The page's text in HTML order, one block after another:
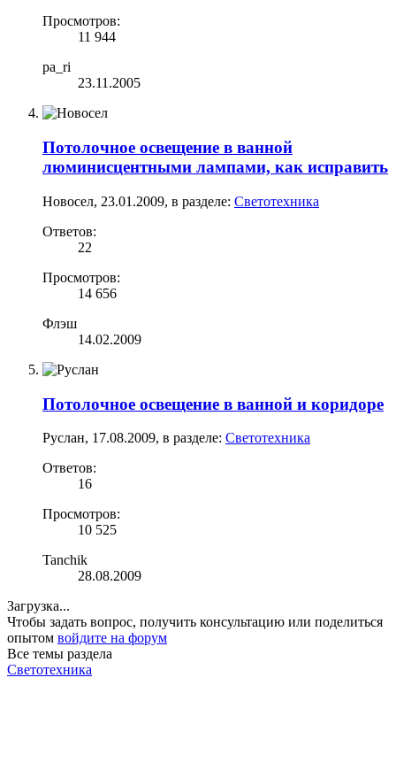
Просмотров:
11 944
pa_ri
23.11.2005
Потолочное освещение в ванной
люминисцентными лампами, как исправить
Новосел, 23.01.2009, в разделе: Светотехника
Ответов:
22
Просмотров:
14 656
Флэш
14.02.2009
Потолочное освещение в ванной и коридоре
Руслан, 17.08.2009, в разделе: Светотехника
Ответов:
16
Просмотров:
10 525
Tanchik
28.08.2009
Загрузка...
Чтобы задать вопрос, получить консультацию или поделиться
опытом войдите на форум
Все темы раздела
Светотехника